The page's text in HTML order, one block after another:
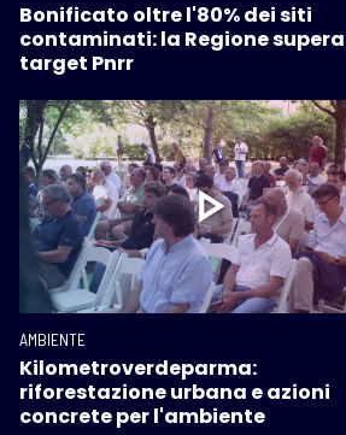
Bonificato oltre l'80% dei siti
contaminati: la Regione
target Pnrr
AMBIENTE
Kilometroverdeparma:
riforestazione urbana e azioni
concrete per l'ambiente